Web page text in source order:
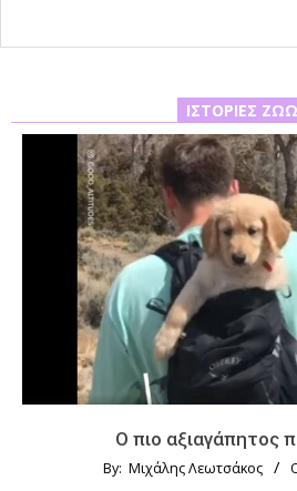
ΙΣΤΟΡΊΕΣ
Ο πιο αξιαγάπητος
By: Μιχάλης Λεωτσάκος